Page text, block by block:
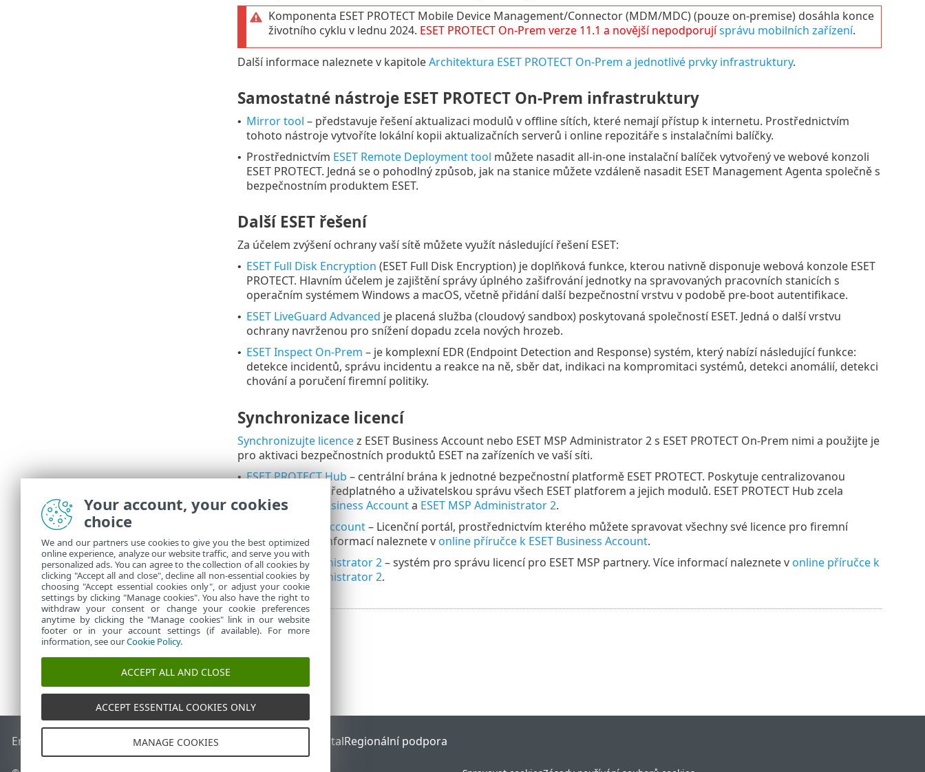
Komponenta ESET PROTECT Mobile Device Management/Connector (MDM/MDC) (pouze on-premise) dosáhla konce
životního cyklu v lednu 2024. ESET PROTECT On-Prem verze 11.1 a novější nepodporují správu mobilních zařízení.
Další informace naleznete v kapitoleArchitektura ESET PROTECT On-Prem a jednotlivé prvky infrastruktury.
Samostatné nástroje ESET PROTECT On-Prem infrastruktury
• Mirror tool – představuje řešení aktualizaci modulů v offline sítích, které nemají přístup k internetu. Prostřednictvím
tohoto nástroje vytvoříte lokální kopii aktualizačních serverů i online repozitáře s instalačními balíčky.
• Prostřednictvím ESET Remote Deployment tool můžete nasadit all-in-one instalační balíček vytvořený ve webové konzoli
ESET PROTECT. Jedná se o pohodlný způsob, jak na stanice můžete vzdáleně nasadit ESET Management Agenta společně s
bezpečnostním produktem ESET.
Další ESET řešení
Za účelem zvýšení ochrany vaší sítě můžete využít následující řešení ESET:
• ESET Full Disk Encryption (ESET Full Disk Encryption) je doplňková funkce, kterou nativně disponuje webová konzole ESET
PROTECT. Hlavním účelem je zajištění správy úplného zašifrování jednotky na spravovaných pracovních stanicích s
operačním systémem Windows a macOS, včetně přidání další bezpečnostní vrstvu v podobě pre-boot autentifikace.
• ESET LiveGuard Advanced je placená služba (cloudový sandbox) poskytovaná společností ESET. Jedná o další vrstvu
ochrany navrženou pro snížení dopadu zcela nových hrozeb.
• ESET Inspect On-Prem – je komplexní EDR (Endpoint Detection and Response) systém, který nabízí následující funkce:
detekce incidentů, správu incidentu a reakce na ně, sběr dat, indikaci na kompromitaci systémů, detekci anomálií, detekci
chování a poručení firemní politiky.
Synchronizace licencí
Synchronizujte licencez ESET Business Account nebo ESET MSP Administrator 2 s ESET PROTECT On-Prem nimi a použijte je
pro aktivaci bezpečnostních produktů ESET na zařízeních ve vaší síti.
• ESET PROTECT Hub – centrální brána k jednotné bezpečnostní platformě ESET PROTECT. Poskytuje centralizovanou
správu identit, předplatného a uživatelskou správu všech ESET platforem a jejich modulů. ESET PROTECT Hub zcela
nahradí
ESET Business Accounta ESET MSP Administrator 2.
ESET Business Account– Licenční portál, prostřednictvím kterého můžete spravovat všechny své licence pro firemní
produkty. Více informací naleznete vonline příručce k ESET Business Account.
• ESET MSP Administrator 2– systém pro správu licencí pro ESET MSP partnery. Více informací naleznete vonline příručce k
ESET MSP Administrator 2.
End of Life ESET Databáze znalostíESET Forum ESET Status PortalRegionální podpora
Your account, your cookies
choice
We and our partners use cookies to give you the best optimized
online experience, analyze our website traffic, and serve you with
personalized ads. You can agree to the collection of all cookies by
clicking "Accept all and close", decline all non-essential cookies by
choosing "Accept essential cookies only", or adjust your cookie
settings by clicking "Manage cookies". You also have the right to
withdraw your consent or change your cookie preferences
anytime by clicking the "Manage cookies" link in our website
footer or in your account settings (if available). For more
information, see ourCookie Policy.
ACCEPT ALL AND CLOSE
ACCEPT ESSENTIAL COOKIES ONLY
MANAGE COOKIES